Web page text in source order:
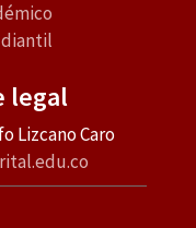
legal
Lizcano Caro